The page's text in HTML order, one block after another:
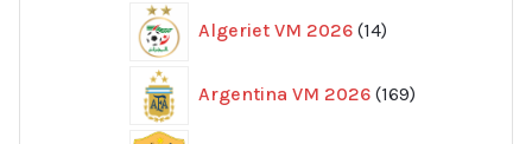
Algeriet VM 2026 14
produkter
Argentina VM 2026 169
produkter